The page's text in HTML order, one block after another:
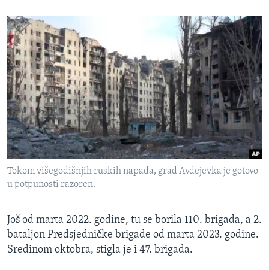
Tokom višegodišnjih ruskih napada, grad Avdejevka je gotovo
u potpunosti razoren.
Još od marta 2022. godine, tu se borila 110. brigada, a 2.
bataljon Predsjedničke brigade od marta 2023. godine.
Sredinom oktobra, stigla je i 47. brigada.